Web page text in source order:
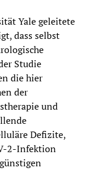
Yale geleitete
dass selbst
Studie
die hier
der
und
Defizite,
2-Infektion